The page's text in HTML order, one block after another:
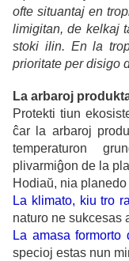
ofte situantaj en
limigitan, de kelkaj
stoki ilin. En la
prioritate per disigo
La arbaroj
Protekti tiun
ĉar la arbaroj
temperaturon
plivarmiĝon de la
Hodiaŭ, nia
La klimato, kiu tro
naturo ne sukcesas
La amasa
specioj estas nun